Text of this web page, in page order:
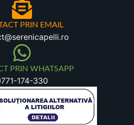
PRIN EMAIL
PRIN WHATSAPP
174-330